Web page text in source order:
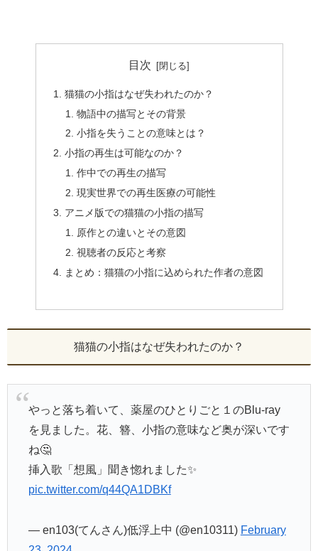
目次
猫猫の小指はなぜ失われたのか？
物語中の描写とその背景
小指を失うことの意味とは？
小指の再生は可能なのか？
作中での再生の描写
現実世界での再生医療の可能性
アニメ版での猫猫の小指の描写
原作との違いとその意図
視聴者の反応と考察
まとめ：猫猫の小指に込められた作者の意図
猫猫の小指はなぜ失われたのか？
やっと落ち着いて、薬屋のひとりごと１のBlu-ray
を見ました。花、簪、小指の意味など奥が深いです
ね🤔
挿入歌「想風」聞き惚れました✨
pic.twitter.com/q44QA1DBKf
— en103(てんさん)低浮上中 (@en10311) February